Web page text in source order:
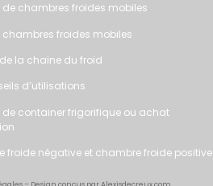
de chambres froides mobiles
chambres froides mobiles
la chaine du froid
d’utilisations
de container frigorifique ou achat
froide négative et chambre froide positive